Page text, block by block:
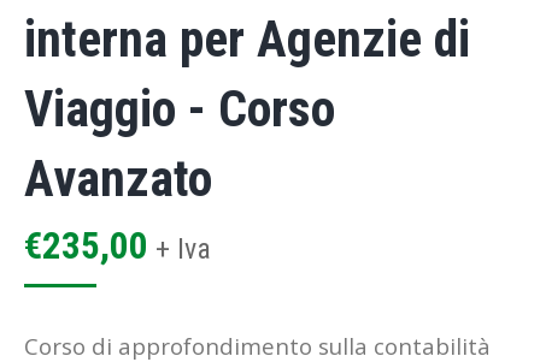
interna per Agenzie di
Viaggio - Corso
Avanzato
€235,00 + Iva
Corso di approfondimento sulla contabilità